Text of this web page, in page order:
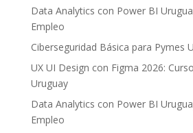
Data Analytics con Power BI
Empleo
Ciberseguridad Básica para Pymes
UX UI Design con Figma 2026:
Uruguay
Data Analytics con Power BI
Empleo